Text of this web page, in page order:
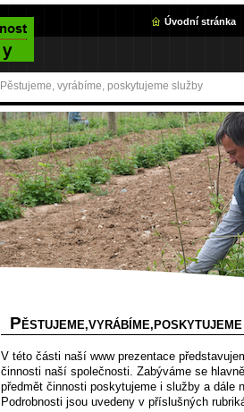
Úvodní stránka
Pěstujeme, vyrábíme, poskytujeme služby
P
V této části naší www prezentace
činnosti naší společnosti. Zabýváme se
předmět činnosti poskytujeme i služby a dále
Podrobnosti jsou uvedeny v příslušných